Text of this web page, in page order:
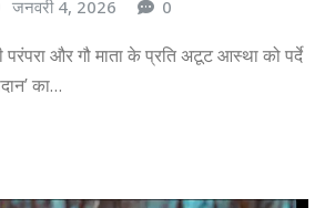
जनवरी 4, 2026 0
परंपरा और गौ माता के प्रति अटूट आस्था को पर्दे
का…